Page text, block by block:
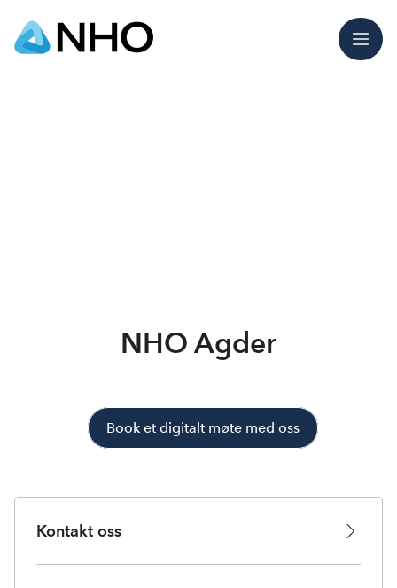
Meny
NHO Agder
Book et digitalt møte med oss
Kontakt oss